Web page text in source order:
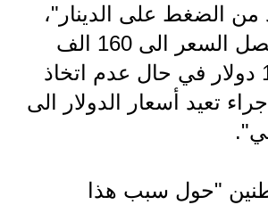
كتب مدرسية
المرحلة الابتدائية
المرحلة المتوسطة
ملازم دراسية
من الضغط على الدينار"،
متوقعين ان يصل السعر الى 160 الف
دينار لكل 100 دولار في حال عدم اتخاذ
تعيد أسعار الدولار الى
"حول سبب هذا